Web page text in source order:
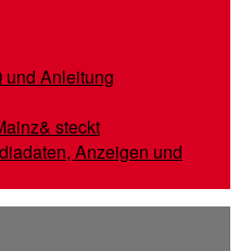
und Anleitung
steckt
Anzeigen und